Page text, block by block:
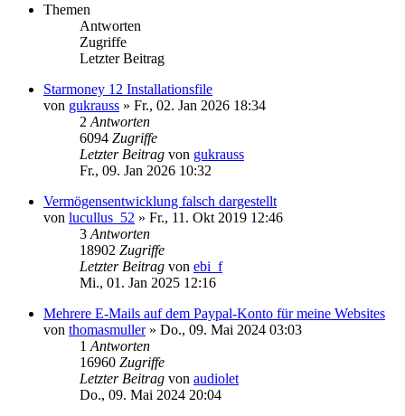
Themen
Antworten
Zugriffe
Letzter Beitrag
Starmoney 12 Installationsfile
von gukrauss » Fr., 02. Jan 2026 18:34
2 Antworten
6094 Zugriffe
Letzter Beitrag von gukrauss
Fr., 09. Jan 2026 10:32
Vermögensentwicklung falsch dargestellt
von lucullus_52 » Fr., 11. Okt 2019 12:46
3 Antworten
18902 Zugriffe
Letzter Beitrag von ebi_f
Mi., 01. Jan 2025 12:16
Mehrere E-Mails auf dem Paypal-Konto für meine Websites
von thomasmuller» Do., 09. Mai 2024 03:03
1 Antworten
16960 Zugriffe
Letzter Beitrag von audiolet
Do., 09. Mai 2024 20:04